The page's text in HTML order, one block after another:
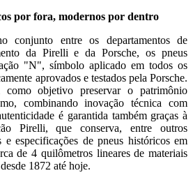
por fora, modernos por dentro
conjunto entre os departamentos de
da Pirelli e da Porsche, os pneus
"N", símbolo aplicado em todos os
aprovados e testados pela Porsche.
objetivo preservar o patrimônio
combinando inovação técnica com
é garantida também graças à
Pirelli, que conserva, entre outros
e especificações de pneus históricos em
de 4 quilômetros lineares de materiais
1872 até hoje.